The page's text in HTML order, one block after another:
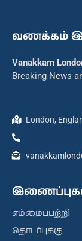
வணக்கம்
Vanakkam
Breaking News
London,
எம்மைப்பற்றி
தொடர்புக்கு